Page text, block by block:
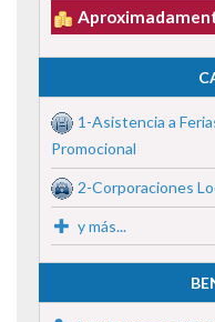
1-Asistencia a
Promocional
2-Corporaciones
y más...